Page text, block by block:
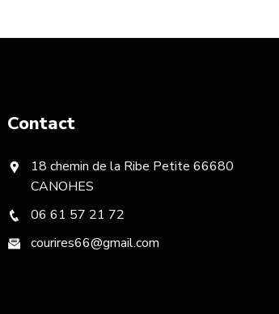
Contact
18 chemin de la Ribe Petite 66680
CANOHES
06 61 57 21 72
courires66@gmail.com